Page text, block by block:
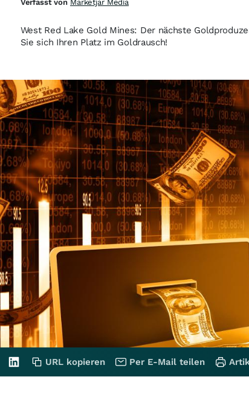
West Red Lake Gold Mines: Der nächste
Sie sich Ihren Platz im Goldrausch!
Verfasst von Marketjar Media
URL kopieren Per E-Mail teilen